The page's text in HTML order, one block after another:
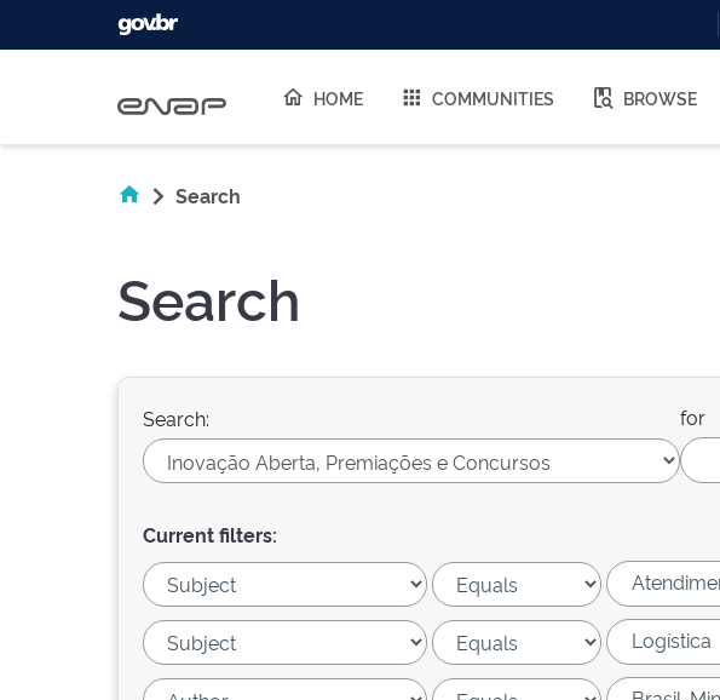
HOME COMMUNITIES BROWSE
Search
Search
Search: for
Current filters: